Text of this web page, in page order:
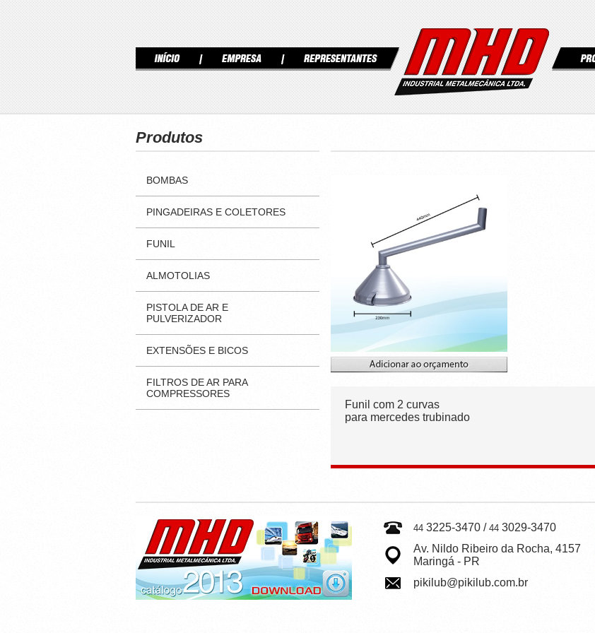
Produtos
BOMBAS
PINGADEIRAS E COLETORES
FUNIL
ALMOTOLIAS
PISTOLA DE AR E
PULVERIZADOR
EXTENSÕES E BICOS
FILTROS DE AR PARA
COMPRESSORES
Funil com 2 curvas
para mercedes trubinado
44 3225-3470 / 44 3029-3470
Av. Nildo Ribeiro da Rocha, 4157
Maringá - PR
pikilub@pikilub.com.br